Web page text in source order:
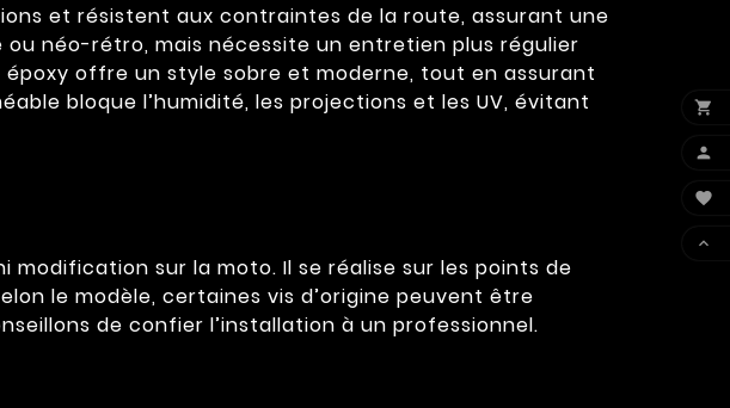
et résistent aux contraintes de la route, assurant une
néo-rétro, mais nécessite un entretien plus régulier
offre un style sobre et moderne, tout en assurant
bloque l’humidité, les projections et les UV, évitant
sur la moto. Il se réalise sur les points de
le modèle, certaines vis d’origine peuvent être
de confier l’installation à un professionnel.



